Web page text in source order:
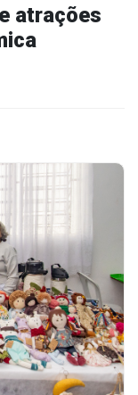
atrações